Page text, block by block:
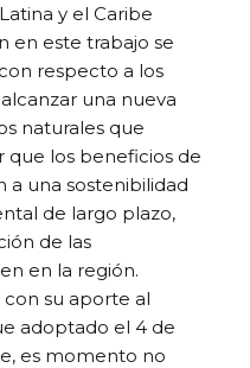
y el Caribe
en este trabajo se
respecto a los
una nueva
naturales que
que los beneficios de
a una sostenibilidad
de largo plazo,
de las
en la región.
con su aporte al
adoptado el 4 de
es momento no